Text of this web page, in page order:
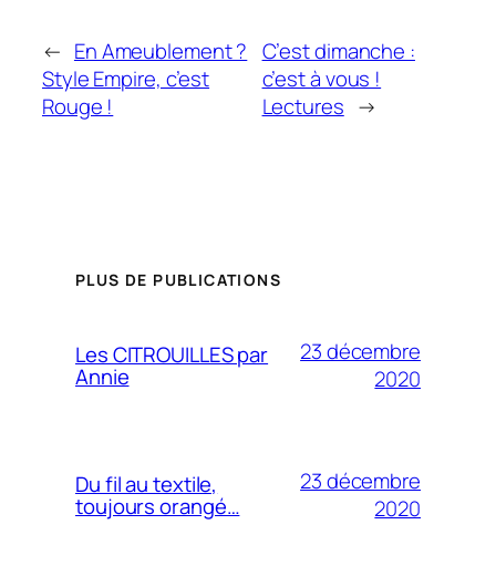
← En Ameublement ?
Style Empire, c’est
Rouge !
C’est dimanche :
c’est à vous !
Lectures →
PLUS DE PUBLICATIONS
Les CITROUILLES par
Annie
23 décembre
2020
Du fil au textile,
toujours orangé…
23 décembre
2020